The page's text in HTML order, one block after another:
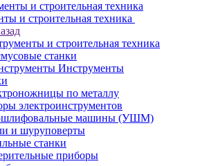
и строительная техника
и строительная техника
станки
Инструменты
по металлу
электроинструментов
машины (УШМ)
и шуруповерты
станки
приборы